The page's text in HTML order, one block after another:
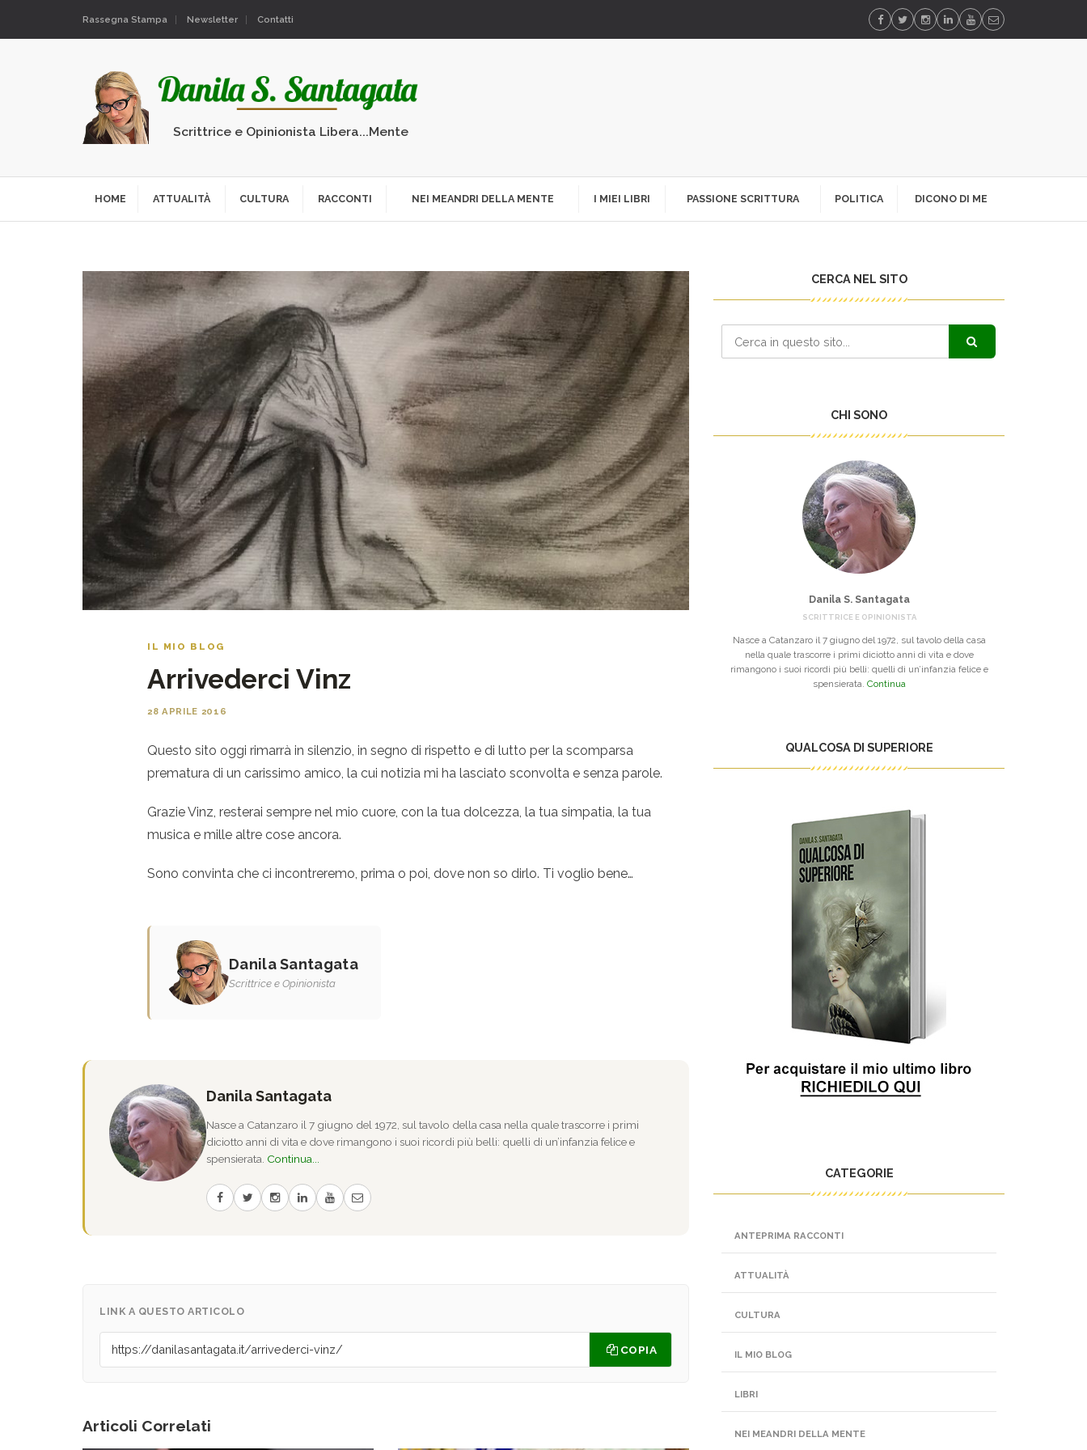
Rassegna Stampa Newsletter Contatti
Scrittrice e Opinionista Libera...Mente
HOME ATTUALITÀ CULTURA RACCONTI NEI MEANDRI DELLA MENTE I MIEI LIBRI PASSIONE SCRITTURA POLITICA DICONO DI ME
IL MIO BLOG
Arrivederci Vinz
28 APRILE 2016
Questo sito oggi rimarrà in silenzio, in segno di rispetto e di lutto per la scomparsa
prematura di un carissimo amico, la cui notizia mi ha lasciato sconvolta e senza parole.
Grazie Vinz, resterai sempre nel mio cuore, con la tua dolcezza, la tua simpatia, la tua
musica e mille altre cose ancora.
Sono convinta che ci incontreremo, prima o poi, dove non so dirlo. Ti voglio bene…
Danila Santagata
Scrittrice e Opinionista
Danila Santagata
Nasce a Catanzaro il 7 giugno del 1972, sul tavolo della casa nella quale trascorre i primi
diciotto anni di vita e dove rimangono i suoi ricordi più belli: quelli di un’infanzia felice e
spensierata. Continua...
LINK A QUESTO ARTICOLO
COPIA
Articoli Correlati
CERCA NEL SITO
CHI SONO
Danila S. Santagata
SCRITTRICE E OPINIONISTA
Nasce a Catanzaro il 7 giugno del 1972, sul tavolo della casa
nella quale trascorre i primi diciotto anni di vita e dove
rimangono i suoi ricordi più belli: quelli di un’infanzia felice e
spensierata. Continua
QUALCOSA DI SUPERIORE
CATEGORIE
ANTEPRIMA RACCONTI
ATTUALITÀ
CULTURA
IL MIO BLOG
LIBRI
NEI MEANDRI DELLA MENTE